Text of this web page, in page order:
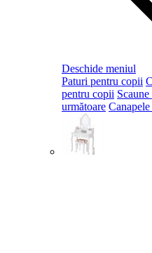
Deschide meniul
Paturi pentru copii
pentru copii
următoare